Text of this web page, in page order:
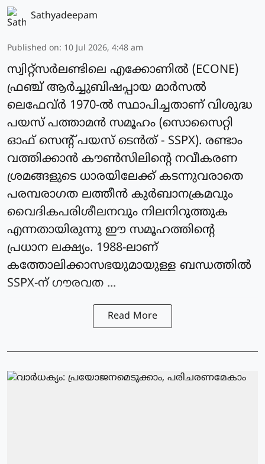
Sathyadeepam
Published on: 10 Jul 2026, 4:48 am
സ്വിറ്റ്സർലണ്ടിലെ എക്കോണിൽ (ECONE)
ഫ്രഞ്ച് ആർച്ചുബിഷപ്പായ മാർസൽ
ലെഫേവ്ർ 1970-ൽ സ്ഥാപിച്ചതാണ് വിശുദ്ധ
പയസ് പത്താമൻ സമൂഹം (സൊസൈറ്റി
ഓഫ് സെന്റ് പയസ് ടെൻത് - SSPX). രണ്ടാം
വത്തിക്കാൻ കൗൺസിലിന്റെ നവീകരണ
ശ്രമങ്ങളുടെ ധാരയിലേക്ക് കടന്നുവരാതെ
പരമ്പരാഗത ലത്തീൻ കുർബാനക്രമവും
വൈദികപരിശീലനവും നിലനിറുത്തുക
എന്നതായിരുന്നു ഈ സമൂഹത്തിന്റെ
പ്രധാന ലക്ഷ്യം. 1988-ലാണ്
കത്തോലിക്കാസഭയുമായുള്ള ബന്ധത്തിൽ
SSPX-ന് ഗൗരവത ...
Read More